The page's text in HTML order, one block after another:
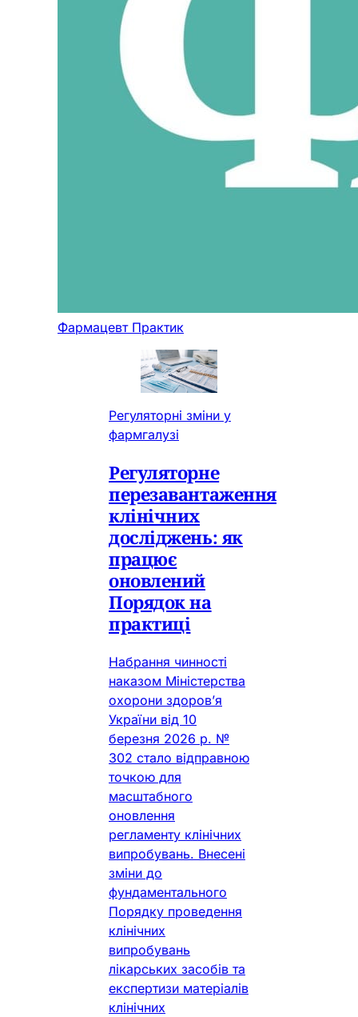
Фармацевт Практик
Регуляторні зміни у
фармгалузі
Регуляторне
перезавантаження
клінічних
досліджень: як
працює
оновлений
Порядок на
практиці
Набрання чинності
наказом Міністерства
охорони здоров’я
України від 10
березня 2026 р. №
302 стало відправною
точкою для
масштабного
оновлення
регламенту клінічних
випробувань. Внесені
зміни до
фундаментального
Порядку проведення
клінічних
випробувань
лікарських засобів та
експертизи матеріалів
клінічних